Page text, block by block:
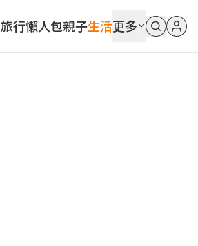
旅行懶人包親子生活更多